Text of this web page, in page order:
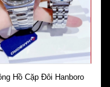
Hồ Cặp Đôi Hanboro